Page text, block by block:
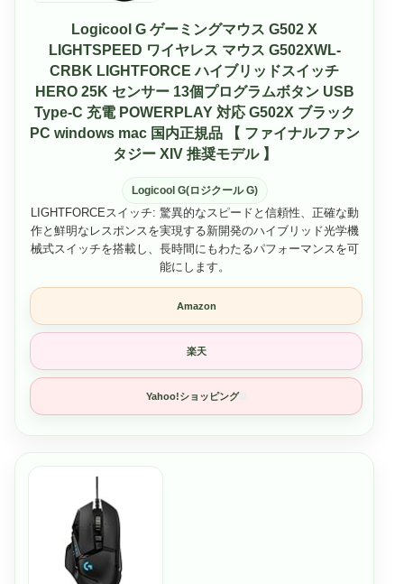
Logicool G ゲーミングマウス G502 X
LIGHTSPEED ワイヤレス マウス G502XWL-
CRBK LIGHTFORCE ハイブリッドスイッチ
HERO 25K センサー 13個プログラムボタン USB
Type-C 充電 POWERPLAY 対応 G502X ブラック
PC windows mac 国内正規品 【 ファイナルファン
タジー XIV 推奨モデル 】
Logicool G(ロジクール G)
LIGHTFORCEスイッチ: 驚異的なスピードと信頼性、正確な動
作と鮮明なレスポンスを実現する新開発のハイブリッド光学機
械式スイッチを搭載し、長時間にもわたるパフォーマンスを可
能にします。
Amazon
楽天
Yahoo!ショッピング